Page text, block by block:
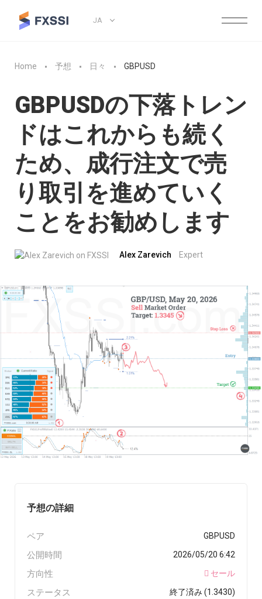
JA
Home 予想 日々 GBPUSD
GBPUSDの下落トレン
ドはこれからも続く
ため、成行注文で売
り取引を進めていく
ことをお勧めします
Alex Zarevich Expert
予想の詳細
ペア GBPUSD
公開時間 2026/05/20 6:42
方向性 セール
ステータス 終了済み (1.3430)